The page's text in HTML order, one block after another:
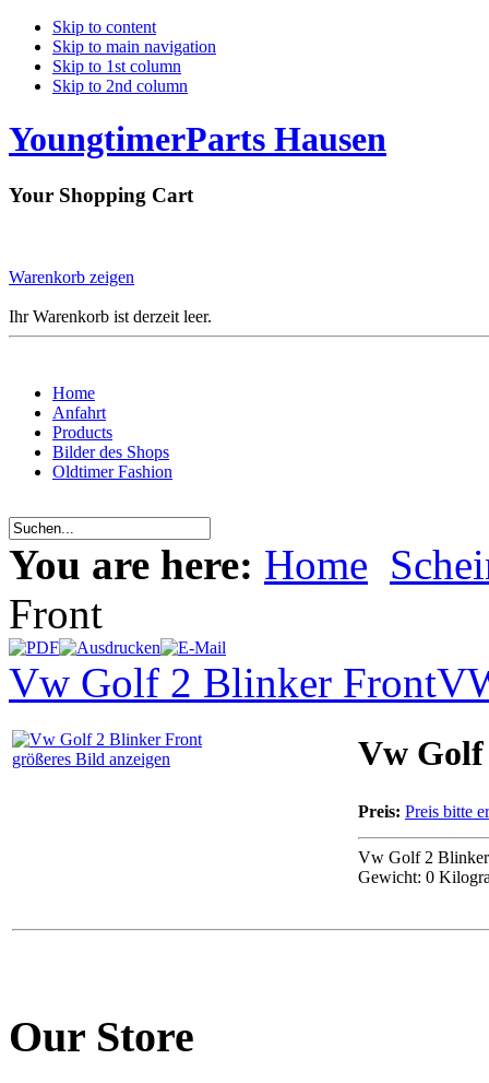
Skip to content
Skip to main navigation
Skip to 1st column
Skip to 2nd column
YoungtimerParts Hausen
Your Shopping Cart
Warenkorb zeigen
Ihr Warenkorb ist derzeit leer.
Home
Anfahrt
Products
Bilder des Shops
Oldtimer Fashion
You are here: Home
Front
Vw Golf 2 Blinker Front
größeres Bild anzeigen Vw
Preis: Preis bitte
Vw Golf 2
Gewicht: 0
Our Store